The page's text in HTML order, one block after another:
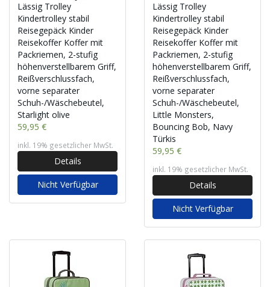
Lässig Trolley
Kindertrolley stabil
Reisegepäck Kinder
Reisekoffer Koffer mit
Packriemen, 2-stufig
höhenverstellbarem Griff,
Reißverschlussfach,
vorne separater
Schuh-/Wäschebeutel,
Starlight olive
59,95 €
inkl. 19% gesetzlicher MwSt.
Details
Nicht Verfügbar
Lässig Trolley
Kindertrolley stabil
Reisegepäck Kinder
Reisekoffer Koffer mit
Packriemen, 2-stufig
höhenverstellbarem Griff,
Reißverschlussfach,
vorne separater
Schuh-/Wäschebeutel,
Little Monsters,
Bouncing Bob, Navy
Türkis
59,95 €
inkl. 19% gesetzlicher MwSt.
Details
Nicht Verfügbar